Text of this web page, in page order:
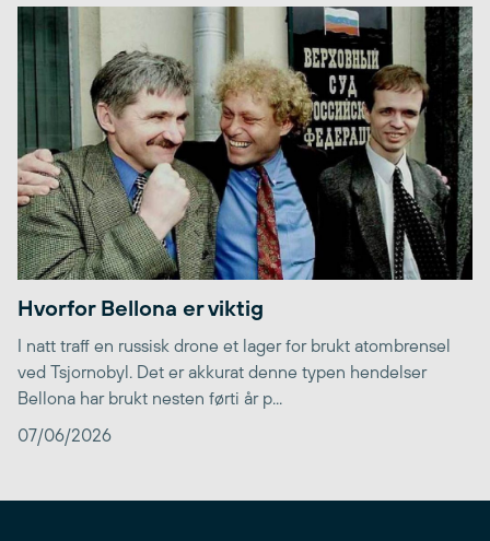
Hvorfor Bellona er viktig
I natt traff en russisk drone et lager for brukt atombrensel
ved Tsjornobyl. Det er akkurat denne typen hendelser
Bellona har brukt nesten førti år p...
07/06/2026